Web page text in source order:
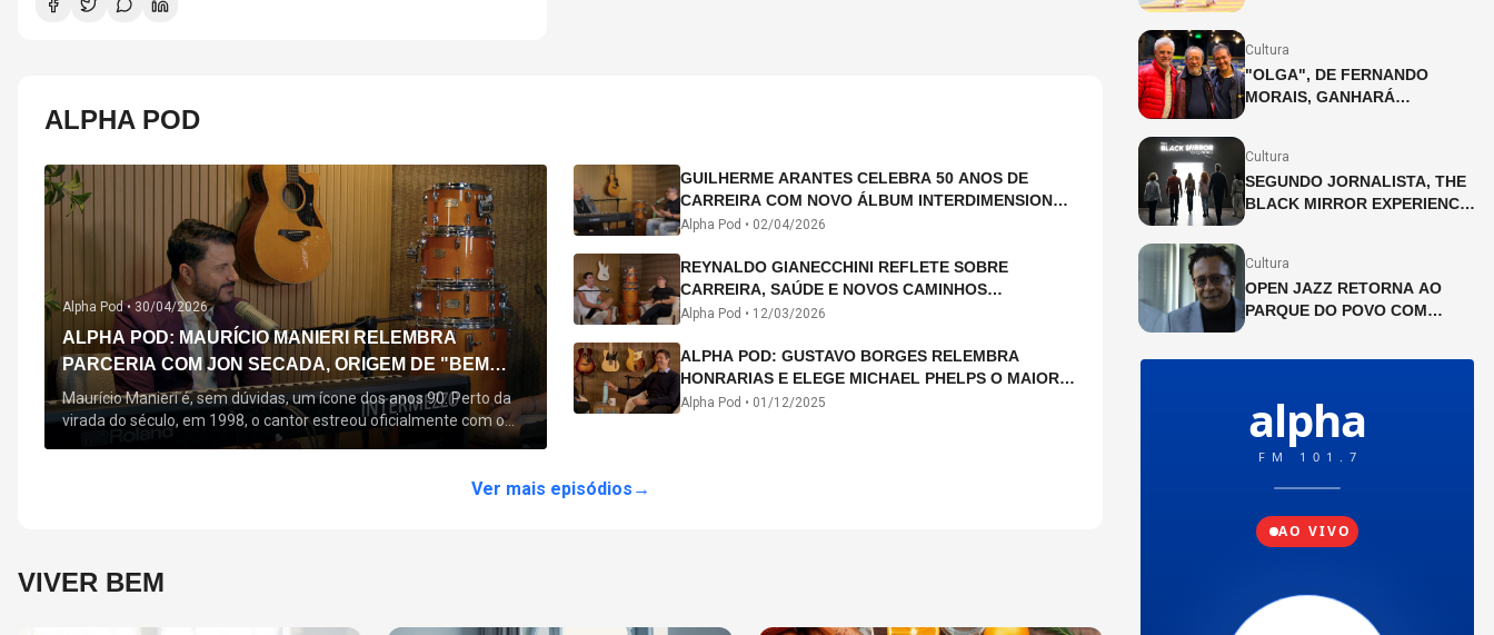
ALPHA POD
Alpha Pod • 30/04/2026
ALPHA POD: MAURÍCIO MANIERI RELEMBRA
PARCERIA COM JON SECADA, ORIGEM DE "BEM
QUERER" E MAIS
Maurício Manieri é, sem dúvidas, um ícone dos anos 90. Perto da
virada do século, em 1998, o cantor estreou oficialmente com o
seu primeiro disco, "A Noite Inteira", no qual estão canções que lhe
Querer" e "Minha Menina". Em 2026, o astro segue com o […]
GUILHERME ARANTES CELEBRA 50 ANOS DE
CARREIRA COM NOVO ÁLBUM INTERDIMENSIONAL
E TURNÊ “50 ANOS-LUZ”
Alpha Pod • 02/04/2026
REYNALDO GIANECCHINI REFLETE SOBRE
CARREIRA, SAÚDE E NOVOS CAMINHOS
ARTÍSTICOS NO ALPHA POD
Alpha Pod • 12/03/2026
ALPHA POD: GUSTAVO BORGES RELEMBRA
HONRARIAS E ELEGE MICHAEL PHELPS O MAIOR
ATLETA DA HISTÓRIA
Alpha Pod • 01/12/2025
Ver mais episódios →
VIVER BEM
Cultura
"OLGA", DE FERNANDO
MORAIS, GANHARÁ
Cultura
SEGUNDO JORNALISTA, THE
BLACK MIRROR EXPERIENCE
Cultura
OPEN JAZZ RETORNA AO
PARQUE DO POVO COM